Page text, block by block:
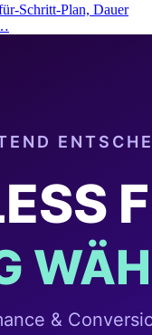
Schritt-Plan, Dauer